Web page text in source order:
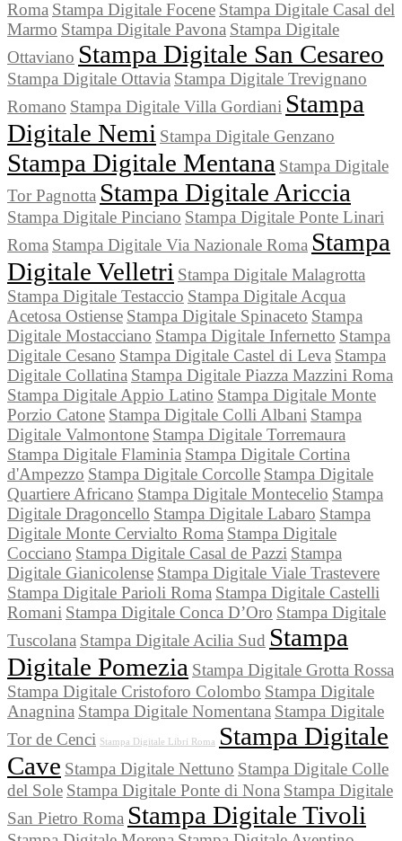
Roma Stampa Digitale Focene Stampa Digitale Casal del
Marmo Stampa Digitale Pavona Stampa Digitale
Ottaviano Stampa Digitale San Cesareo
Stampa Digitale Ottavia Stampa Digitale Trevignano
Romano Stampa Digitale Villa Gordiani Stampa
Digitale Nemi Stampa Digitale Genzano
Stampa Digitale Mentana Stampa Digitale
Tor Pagnotta Stampa Digitale Ariccia
Stampa Digitale Pinciano Stampa Digitale Ponte Linari
Roma Stampa Digitale Via Nazionale Roma Stampa
Digitale Velletri Stampa Digitale Malagrotta
Stampa Digitale Testaccio Stampa Digitale Acqua
Acetosa Ostiense Stampa Digitale Spinaceto Stampa
Digitale Mostacciano Stampa Digitale Infernetto Stampa
Digitale Cesano Stampa Digitale Castel di Leva Stampa
Digitale Collatina Stampa Digitale Piazza Mazzini Roma
Stampa Digitale Appio Latino Stampa Digitale Monte
Porzio Catone Stampa Digitale Colli Albani Stampa
Digitale Valmontone Stampa Digitale Torremaura
Stampa Digitale Flaminia Stampa Digitale Cortina
d'Ampezzo Stampa Digitale Corcolle Stampa Digitale
Quartiere Africano Stampa Digitale Montecelio Stampa
Digitale Dragoncello Stampa Digitale Labaro Stampa
Digitale Monte Cervialto Roma Stampa Digitale
Cocciano Stampa Digitale Casal de Pazzi Stampa
Digitale Gianicolense Stampa Digitale Viale Trastevere
Stampa Digitale Parioli Roma Stampa Digitale Castelli
Romani Stampa Digitale Conca D’Oro Stampa Digitale
Tuscolana Stampa Digitale Acilia Sud Stampa
Digitale Pomezia Stampa Digitale Grotta Rossa
Stampa Digitale Cristoforo Colombo Stampa Digitale
Anagnina Stampa Digitale Nomentana Stampa Digitale
Tor de Cenci Stampa Digitale Libri Roma
Stampa Digitale
Cave Stampa Digitale Nettuno Stampa Digitale Colle
del Sole Stampa Digitale Ponte di Nona Stampa Digitale
San Pietro Roma Stampa Digitale Tivoli